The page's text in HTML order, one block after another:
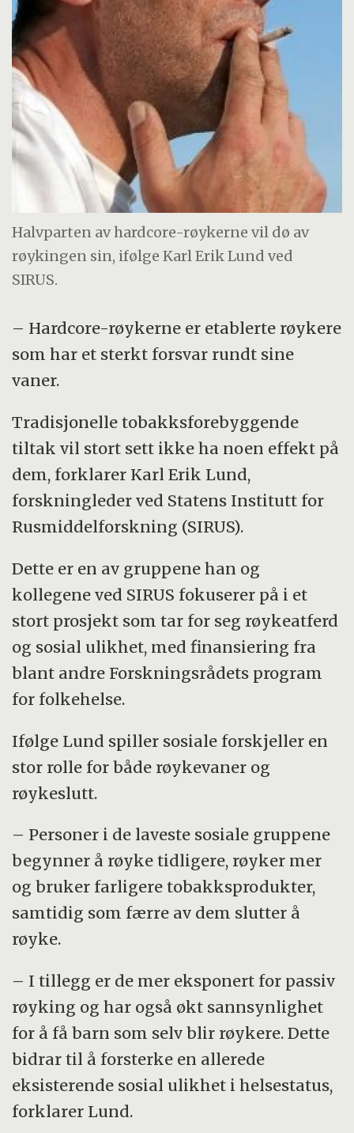
Halvparten av hardcore-røykerne vil dø av
røykingen sin, ifølge Karl Erik Lund ved
SIRUS.
– Hardcore-røykerne er etablerte røykere
som har et sterkt forsvar rundt sine
vaner.
Tradisjonelle tobakksforebyggende
tiltak vil stort sett ikke ha noen effekt på
dem, forklarer Karl Erik Lund,
forskningleder ved Statens Institutt for
Rusmiddelforskning (SIRUS).
Dette er en av gruppene han og
kollegene ved SIRUS fokuserer på i et
stort prosjekt som tar for seg røykeatferd
og sosial ulikhet, med finansiering fra
blant andre Forskningsrådets program
for folkehelse.
Ifølge Lund spiller sosiale forskjeller en
stor rolle for både røykevaner og
røykeslutt.
– Personer i de laveste sosiale gruppene
begynner å røyke tidligere, røyker mer
og bruker farligere tobakksprodukter,
samtidig som færre av dem slutter å
røyke.
– I tillegg er de mer eksponert for passiv
røyking og har også økt sannsynlighet
for å få barn som selv blir røykere. Dette
bidrar til å forsterke en allerede
eksisterende sosial ulikhet i helsestatus,
forklarer Lund.